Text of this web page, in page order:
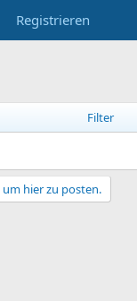
Registrieren
Filter
hier zu posten.